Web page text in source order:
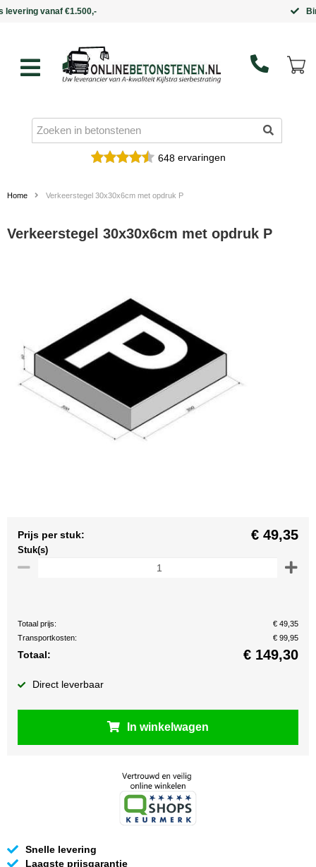
648ervaringen
Home Verkeerstegel 30x30x6cm met opdruk P
Verkeerstegel 30x30x6cm met opdruk P
Prijs per stuk: € 49,35
Stuk(s)
Totaal prijs:
€ 49,35
Transportkosten:
€ 99,95
Totaal: € 149,30
Direct leverbaar
In winkelwagen
Snelle levering
Laagste prijsgarantie